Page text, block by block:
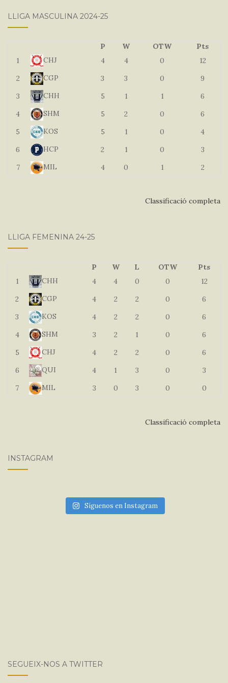
LLIGA MASCULINA 2024-25
P W OTW
Pts
1
CHJ 4 4 0
12
2
CGP 3 3 0
9
3
CHH 5 1 1
6
4
SHM 5 2 0
6
5
KOS 5 1 0
4
6
HCP 2 1 0
3
7
MIL 4 0 1 2
Classificació completa
LLIGA FEMENINA 24-25
P W L OTW
Pts
1
CHH 4 4 0 0
12
2
CGP 4 2 2 0
6
3
KOS 4 2 2 0
6
4
SHM 3 2 1 0
6
5
CHJ 4 2 2 0
6
6
QUI 4 1 3 0
3
7
MIL 3 0 3 0 0
Classificació completa
INSTAGRAM
Síguenos en Instagram
SEGUEIX-NOS A TWITTER